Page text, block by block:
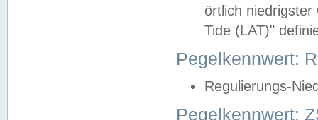
örtlich
Tide (LAT)"
Pegelkennwert:
Regulierungs-
Pegelkennwert: